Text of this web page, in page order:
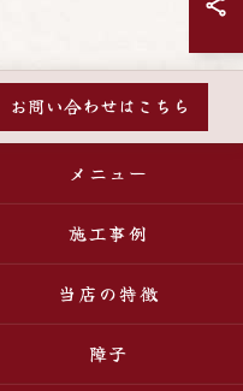
お問い合わせはこちら
メニュー
施工事例
当店の特徴
障子